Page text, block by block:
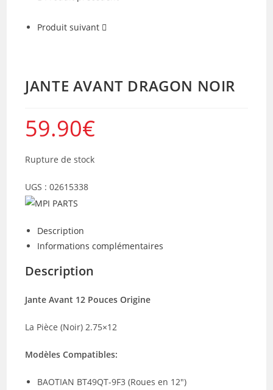
Produit suivant
JANTE AVANT DRAGON NOIR
59.90€
Rupture de stock
UGS :02615338
Description
Informations complémentaires
Description
Jante Avant 12 Pouces Origine
La Pièce (Noir) 2.75×12
Modèles Compatibles:
BAOTIAN BT49QT-9F3 (Roues en 12″)